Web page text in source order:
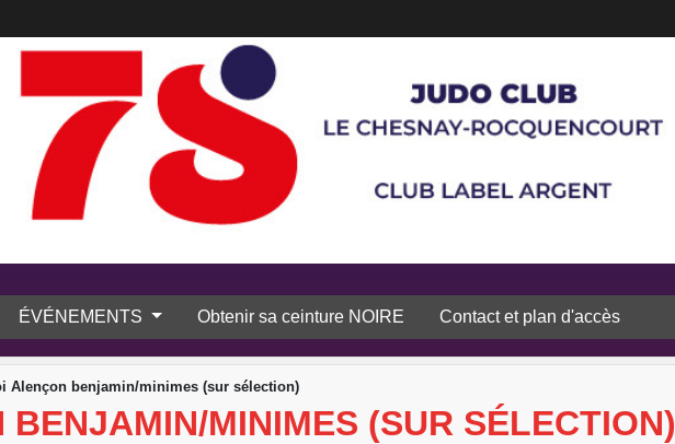
ÉVÉNEMENTS Obtenir sa ceinture NOIRE Contact et plan d'accès
Alençon benjamin/minimes (sur sélection)
BENJAMIN/MINIMES (SUR SÉLECTION)